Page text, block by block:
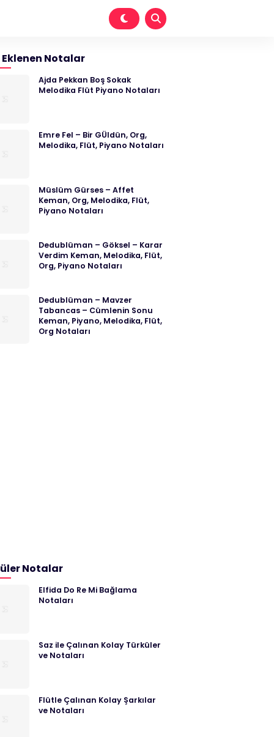
Eklenen Notalar
Ajda Pekkan Boş Sokak
Melodika Flüt Piyano Notaları
Emre Fel – Bir GÜldün, Org,
Melodika, Flüt, Piyano Notaları
Müslüm Gürses – Affet
Keman, Org, Melodika, Flüt,
Piyano Notaları
Dedublüman – Göksel – Karar
Verdim Keman, Melodika, Flüt,
Org, Piyano Notaları
Dedublüman – Mavzer
Tabancas – Cümlenin Sonu
Keman, Piyano, Melodika, Flüt,
Org Notaları
Notalar
Elfida Do Re Mi Bağlama
Notaları
Saz ile Çalınan Kolay Türküler
ve Notaları
Flütle Çalınan Kolay Şarkılar
ve Notaları